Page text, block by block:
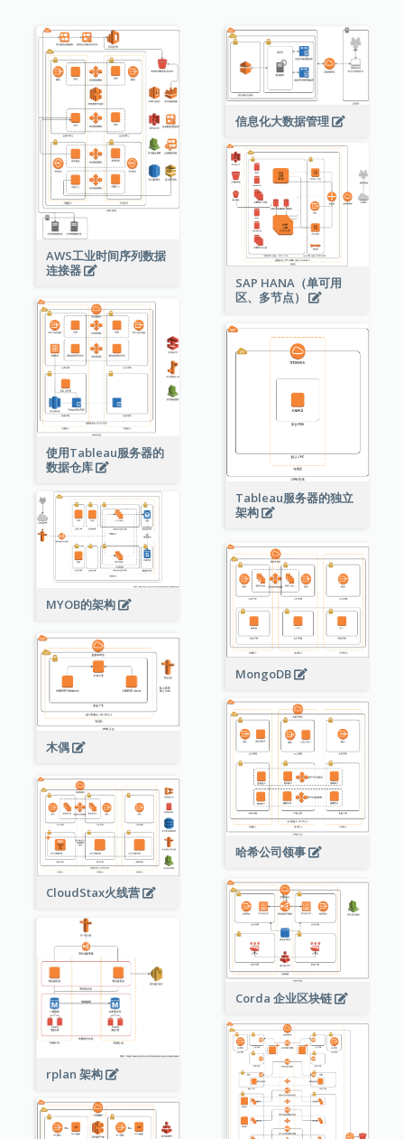
AWS工业时间序列数据
连接器
信息化大数据管理
SAP HANA（单可用
区、多节点）
使用Tableau服务器的
数据仓库
Tableau服务器的独立
架构
MYOB的架构
MongoDB
木偶
哈希公司领事
CloudStax火线营
Corda 企业区块链
rplan 架构